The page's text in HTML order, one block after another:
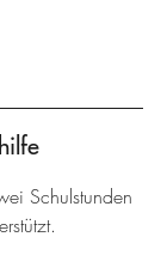
Schulstunden